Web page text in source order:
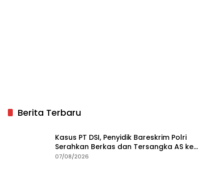
Berita Terbaru
Kasus PT DSI, Penyidik Bareskrim Polri
Serahkan Berkas dan Tersangka AS ke
Kejari Depok
07/08/2026